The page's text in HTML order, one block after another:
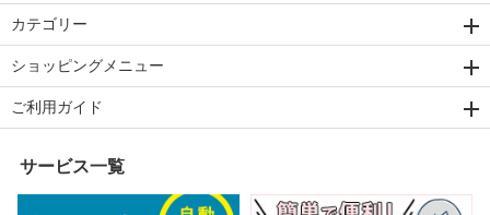
カテゴリー
ショッピングメニュー
ご利用ガイド
サービス一覧